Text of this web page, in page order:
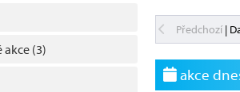
akce (3)
Předchozí|
akce